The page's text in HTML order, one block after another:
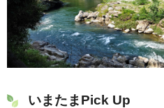
いまたまPick Up